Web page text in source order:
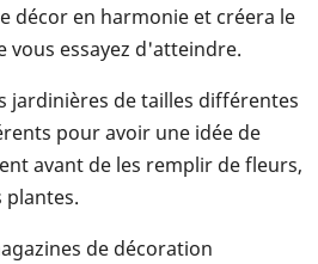
décor en harmonie et créera le
essayez d'atteindre.
jardinières de tailles différentes
pour avoir une idée de
avant de les remplir de fleurs,
de décoration